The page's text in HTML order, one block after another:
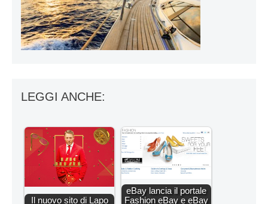
LEGGI ANCHE:
Il nuovo sito di Lapo
eBay lancia il portale
Fashion eBay e eBay